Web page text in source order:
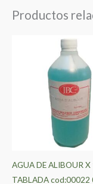
Productos
AGUA DE ALIBOUR
TABLADA cod:00022